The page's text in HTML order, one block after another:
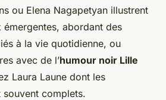
ou Elena Nagapetyan illustrent
abordant des
à la vie quotidienne, ou
avec de l’humour noir Lille
Laura Laune dont les
complets.